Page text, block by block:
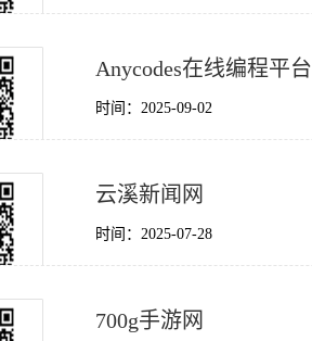
Anycodes在线编程平台
时间：2025-09-02
云溪新闻网
时间：2025-07-28
700g手游网